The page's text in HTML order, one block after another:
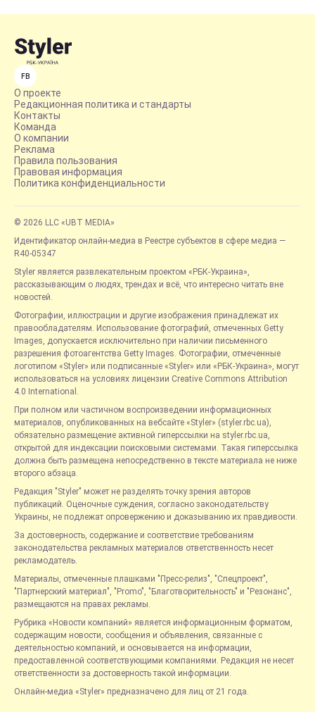
FB
О проекте
Редакционная политика и стандарты
Контакты
Команда
О компании
Реклама
Правила пользования
Правовая информация
Политика конфиденциальности
© 2026 LLC «UBT MEDIA»
Идентификатор онлайн-медиа в Реестре субъектов в сфере медиа —
R40-05347
Styler является развлекательным проектом «РБК-Украина»,
рассказывающим о людях, трендах и всё, что интересно читать вне
новостей.
Фотографии, иллюстрации и другие изображения принадлежат их
правообладателям. Использование фотографий, отмеченных Getty
Images, допускается исключительно при наличии письменного
разрешения фотоагентства Getty Images. Фотографии, отмеченные
логотипом «Styler» или подписанные «Styler» или «РБК-Украина», могут
использоваться на условиях лицензии Creative Commons Attribution
4.0 International.
При полном или частичном воспроизведении информационных
материалов, опубликованных на вебсайте «Styler» (styler.rbc.ua),
обязательно размещение активной гиперссылки на styler.rbc.ua,
открытой для индексации поисковыми системами. Такая гиперссылка
должна быть размещена непосредственно в тексте материала не ниже
второго абзаца.
Редакция "Styler" может не разделять точку зрения авторов
публикаций. Оценочные суждения, согласно законодательству
Украины, не подлежат опровержению и доказыванию их правдивости.
За достоверность, содержание и соответствие требованиям
законодательства рекламных материалов ответственность несет
рекламодатель.
Материалы, отмеченные плашками "Пресс-релиз", "Спецпроект",
"Партнерский материал", "Promo", "Благотворительность" и "Резонанс",
размещаются на правах рекламы.
Рубрика «Новости компаний» является информационным форматом,
содержащим новости, сообщения и объявления, связанные с
деятельностью компаний, и основывается на информации,
предоставленной соответствующими компаниями. Редакция не несет
ответственности за достоверность такой информации.
Онлайн-медиа «Styler» предназначено для лиц от 21 года.